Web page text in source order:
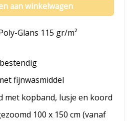
aan winkelwagen
Glans 115 gr/m²
fijnwasmiddel
met kopband, lusje en koord
100 x 150 cm (vanaf